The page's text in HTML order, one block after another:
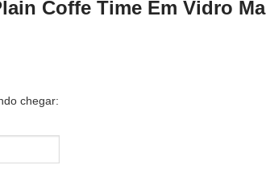
Coffe Time Em Vidro
chegar: